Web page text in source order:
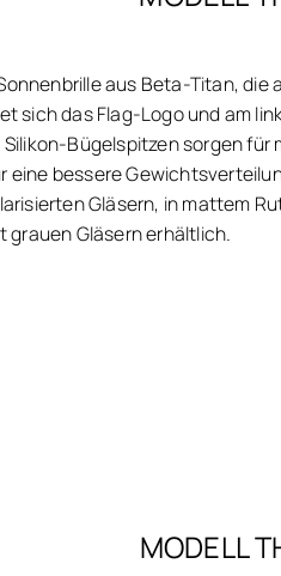
aus Beta-Titan, die
sich das Flag-Logo und am
Bügelspitzen sorgen für
eine bessere
Gläsern, in mattem
grauen Gläsern erhältlich.
MODELL